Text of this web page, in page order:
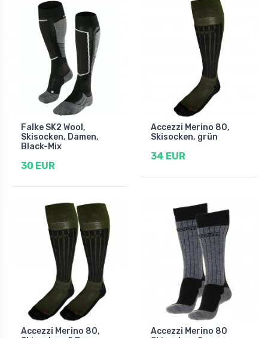
Falke SK2 Wool,
Skisocken, Damen,
Black-Mix
30 EUR
Accezzi Merino 80,
Skisocken, grün
34 EUR
Accezzi Merino 80,
Accezzi Merino 80